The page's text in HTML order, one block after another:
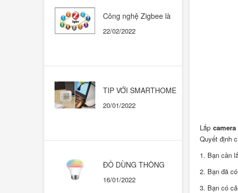
Công nghệ Zigbee là
những ngôi nhà thông
22/02/2022
TIP VỚI SMARTHOME
GOOGLE HOME
20/01/2022
ĐỒ DÙNG THÔNG
DÙNG CÁI NÀO?
16/01/2022
Lắp
Quyết định
1. Bạn cần
2. Bạn đã
3. Bạn có